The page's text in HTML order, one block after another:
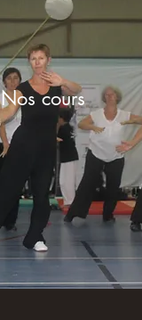
Nos cours